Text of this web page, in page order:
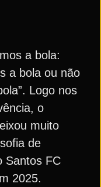
a bola:
a bola ou não
Logo nos
o
muito
de
Santos FC
2025.